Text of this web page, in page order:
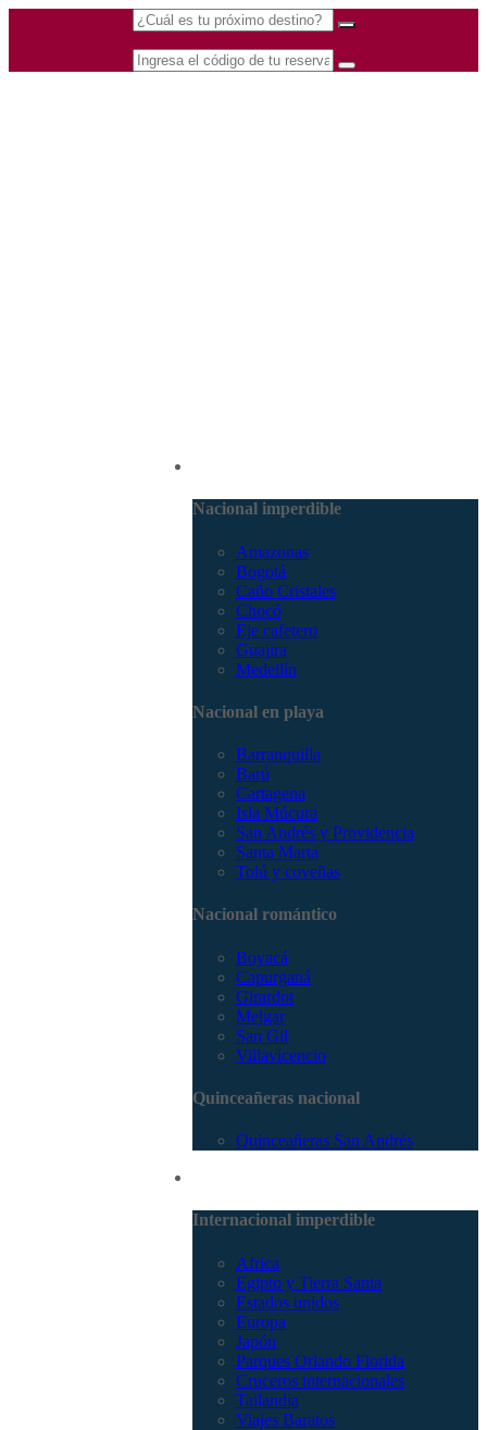
Nacional imperdible
Amazonas
Bogotá
Caño Cristales
Chocó
Eje cafetero
Guajira
Medellín
Nacional en playa
Barranquilla
Barú
Cartagena
Isla Múcura
San Andrés y Providencia
Santa Marta
Tolú y coveñas
Nacional romántico
Boyacá
Capurganá
Girardot
Melgar
San Gil
Villavicencio
Quinceañeras nacional
Quinceañeras San Andrés
Internacional imperdible
Africa
Egipto y Tierra Santa
Estados unidos
Europa
Japón
Parques Orlando Florida
Cruceros internacionales
Tailandia
Viajes Baratos